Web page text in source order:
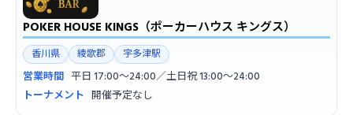
POKER HOUSE KINGS（ポーカーハウス キングス）
香川県 綾歌郡 宇多津駅
営業時間 平日 17:00〜24:00／土日祝 13:00〜24:00
トーナメント 開催予定なし